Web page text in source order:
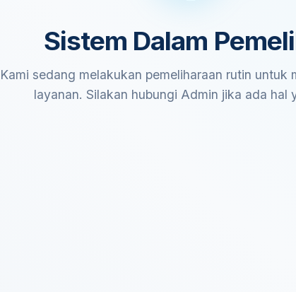
Sistem Dalam
Kami sedang melakukan pemeliharaan rutin untuk
layanan. Silakan hubungi Admin jika ada hal